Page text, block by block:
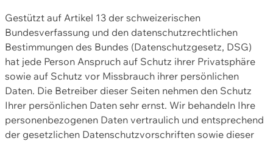
Gestützt auf Artikel 13 der schweizerischen
Bundesverfassung und den datenschutzrechtlichen
Bestimmungen des Bundes (Datenschutzgesetz, DSG)
hat jede Person Anspruch auf Schutz ihrer Privatsphäre
sowie auf Schutz vor Missbrauch ihrer persönlichen
Daten. Die Betreiber dieser Seiten nehmen den Schutz
Ihrer persönlichen Daten sehr ernst. Wir behandeln Ihre
personenbezogenen Daten vertraulich und entsprechend
der gesetzlichen Datenschutzvorschriften sowie dieser